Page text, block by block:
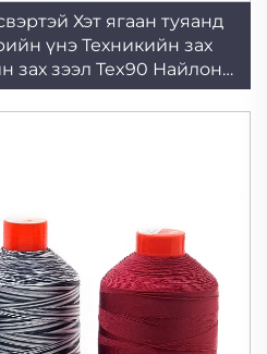
Хэт ягаан туяанд
үнэ Техникийн зах
зах зээл Tex90 Найлон
чанартай аялагчийн
утас